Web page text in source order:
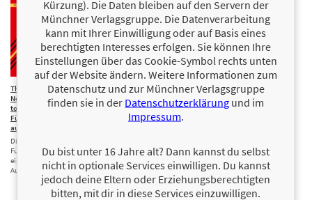
20,00 €
The
Need
to Lead – Was
Führung
ausmacht
Die bewährten
Führungsprinzipien
eines TOPGUN-
Ausbilders
22,00 €
Beyond Belief
Wie Sie die Kraft
bewusst
nutzen, um
jedes Ziel zu
erreichen
22,00 €
Read
Mind
Menschen
bilden und
Karriere
machen mit den
Tricks der
Mentalisten
28,00 €
Das
Mindset
Risikokapitalgebern
lernen können
Kürzung). Die Daten bleiben auf den Servern der
Münchner Verlagsgruppe. Die Datenverarbeitung
kann mit Ihrer Einwilligung oder auf Basis eines
berechtigten Interesses erfolgen. Sie können Ihre
Einstellungen über das Cookie-Symbol rechts unten
auf der Website ändern. Weitere Informationen zum
Datenschutz und zur Münchner Verlagsgruppe
finden sie in der Datenschutzerklärung und im
Impressum.
Du bist unter 16 Jahre alt? Dann kannst du selbst
nicht in optionale Services einwilligen. Du kannst
jedoch deine Eltern oder Erziehungsberechtigten
bitten, mit dir in diese Services einzuwilligen.